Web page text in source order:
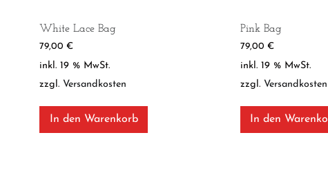
White Lace Bag
79,00€
inkl. 19 % MwSt.
zzgl. Versandkosten
In den Warenkorb
Pink Bag
79,00 €
inkl. 19 % MwSt.
zzgl. Versandkosten
In den